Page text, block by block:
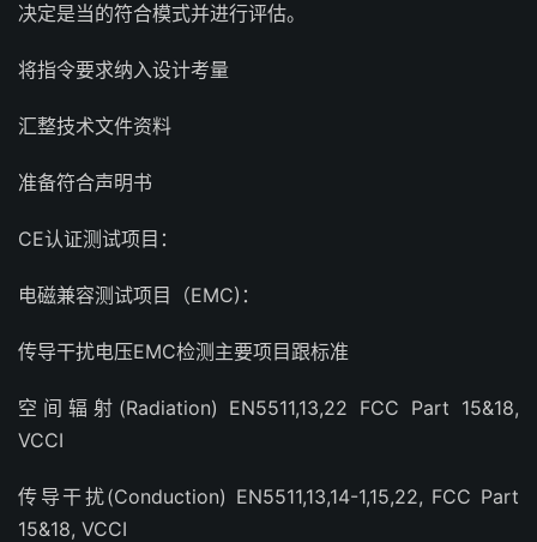
决定是当的符合模式并进行评估。
将指令要求纳入设计考量
汇整技术文件资料
准备符合声明书
CE认证测试项目：
电磁兼容测试项目（EMC)：
传导干扰电压EMC检测主要项目跟标准
空间辐射(Radiation) EN5511,13,22 FCC Part 15&18,
VCCI
传导干扰(Conduction) EN5511,13,14-1,15,22, FCC Part
15&18, VCCI